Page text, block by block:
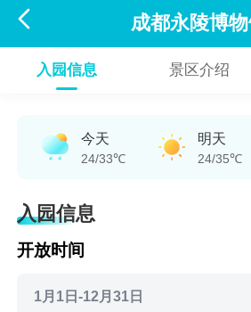
 成都永陵博
入园信息 景区介绍
今天
24/33℃
明天
24/35℃
入园信息
开放时间
1月1日-12月31日